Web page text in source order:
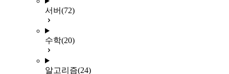
서버(72)
수학(20)
알고리즘(24)